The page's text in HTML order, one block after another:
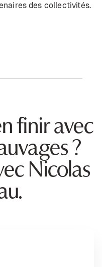
des collectivités.
finir avec
?
Nicolas